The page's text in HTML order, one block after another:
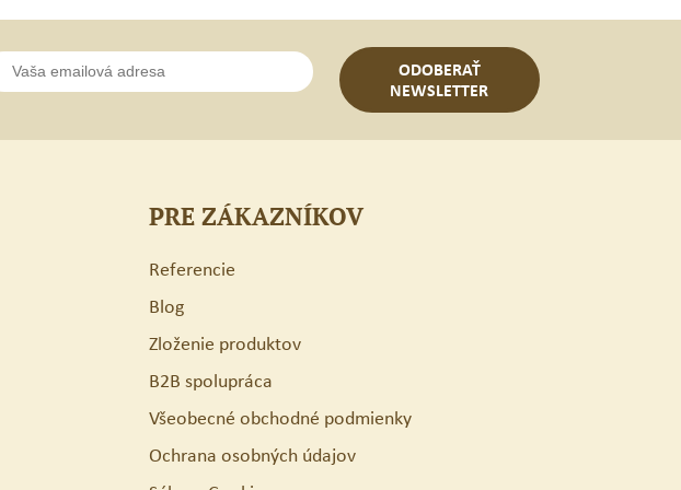
ODOBERAŤ
NEWSLETTER
PRE ZÁKAZNÍKOV
Referencie
Blog
Zloženie produktov
B2B spolupráca
Všeobecné obchodné podmienky
Ochrana osobných údajov